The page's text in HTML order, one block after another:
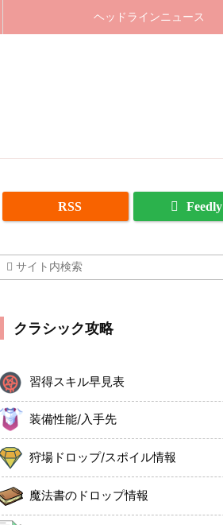
ヘッドラインニュース
RSS Feedly
クラシック攻略
習得スキル早見表
装備性能/入手先
狩場ドロップ/スポイル情報
魔法書のドロップ情報